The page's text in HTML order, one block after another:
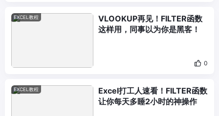
EXCEL教程
VLOOKUP再见！FILTER函数
这样用，同事以为你是黑客！
0
EXCEL教程
Excel打工人速看！FILTER函数
让你每天多睡2小时的神操作